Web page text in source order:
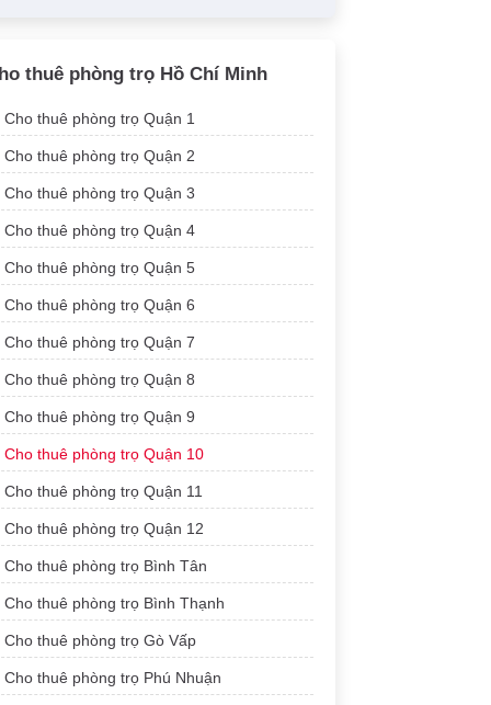
thuê phòng trọ Hồ Chí Minh
Cho thuê phòng trọ Quận 1
Cho thuê phòng trọ Quận 2
Cho thuê phòng trọ Quận 3
Cho thuê phòng trọ Quận 4
Cho thuê phòng trọ Quận 5
Cho thuê phòng trọ Quận 6
Cho thuê phòng trọ Quận 7
Cho thuê phòng trọ Quận 8
Cho thuê phòng trọ Quận 9
Cho thuê phòng trọ Quận 10
Cho thuê phòng trọ Quận 11
Cho thuê phòng trọ Quận 12
Cho thuê phòng trọ Bình Tân
Cho thuê phòng trọ Bình Thạnh
Cho thuê phòng trọ Gò Vấp
Cho thuê phòng trọ Phú Nhuận